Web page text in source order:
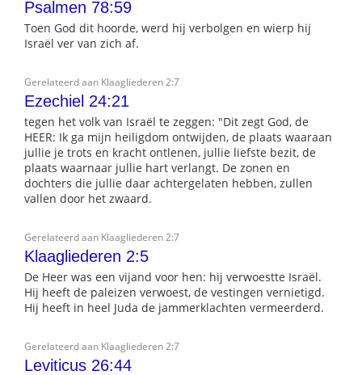
Psalmen 78:59
Toen God dit hoorde, werd hij verbolgen en wierp hij
Israël ver van zich af.
Gerelateerd aan Klaagliederen 2:7
Ezechiel 24:21
tegen het volk van Israël te zeggen: "Dit zegt God, de
HEER: Ik ga mijn heiligdom ontwijden, de plaats waaraan
jullie je trots en kracht ontlenen, jullie liefste bezit, de
plaats waarnaar jullie hart verlangt. De zonen en
dochters die jullie daar achtergelaten hebben, zullen
vallen door het zwaard.
Gerelateerd aan Klaagliederen 2:7
Klaagliederen 2:5
De Heer was een vijand voor hen: hij verwoestte Israël.
Hij heeft de paleizen verwoest, de vestingen vernietigd.
Hij heeft in heel Juda de jammerklachten vermeerderd.
Gerelateerd aan Klaagliederen 2:7
Leviticus 26:44